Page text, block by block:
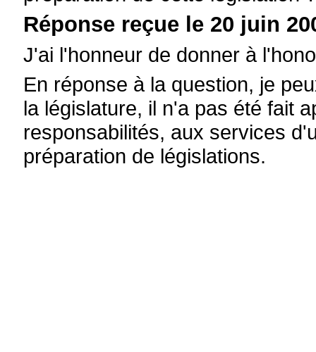
Réponse reçue le 20 juin
J'ai l'honneur de donner à
En réponse à la question, je
la législature, il n'a pas été fait
responsabilités, aux services
préparation de législations.